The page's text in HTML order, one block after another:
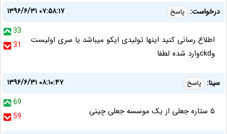
درخواست: پاسخ
۱۳۹۶/۶/۳۱ ۰۷:۵۸:۱۷
33
31
اطلاع رسانی کنید اینها تولیدی ایکو میباشد یا سری اولیست
وckdوارد شده لطفا
سینا: پاسخ
۱۳۹۶/۶/۳۱ ۰۸:۱۰:۴۷
69
59
۵ ستاره جعلی از یک موسسه جعلی چینی